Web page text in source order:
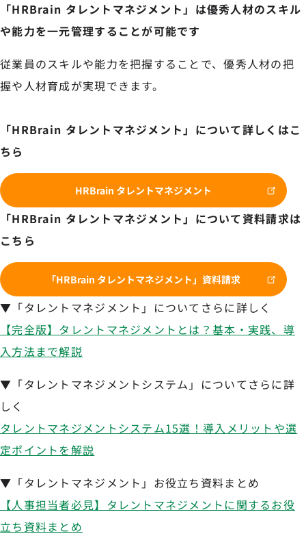
「HRBrain タレントマネジメント」は優秀人材のスキル
や能力を一元管理することが可能です
従業員のスキルや能力を把握することで、優秀人材の把
握や人材育成が実現できます。
「HRBrain タレントマネジメント」について詳しくはこ
ちら
HRBrain タレントマネジメント
「HRBrain タレントマネジメント」について資料請求は
こちら
「HRBrain タレントマネジメント」資料請求
▼「タレントマネジメント」についてさらに詳しく
【完全版】タレントマネジメントとは？基本・実践、導
入方法まで解説
▼「タレントマネジメントシステム」についてさらに詳
しく
タレントマネジメントシステム15選！導入メリットや選
定ポイントを解説
▼「タレントマネジメント」お役立ち資料まとめ
【人事担当者必見】タレントマネジメントに関するお役
立ち資料まとめ